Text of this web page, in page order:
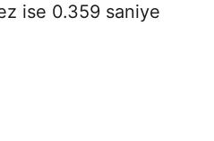
ise 0.359 saniye